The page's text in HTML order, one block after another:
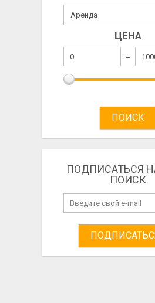
ЦЕНА
ПОИСК
ПОДПИСАТЬСЯ
ПОИСК